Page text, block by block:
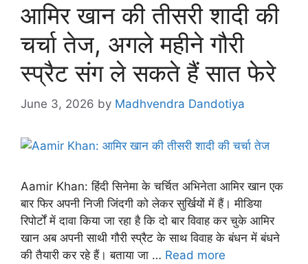
आमिर खान की तीसरी शादी की
चर्चा तेज, अगले महीने गौरी
स्प्रैट संग ले सकते हैं सात फेरे
June 3, 2026 by Madhvendra Dandotiya
Aamir Khan: हिंदी सिनेमा के चर्चित अभिनेता आमिर खान एक
बार फिर अपनी निजी जिंदगी को लेकर सुर्खियों में हैं। मीडिया
रिपोर्टों में दावा किया जा रहा है कि दो बार विवाह कर चुके आमिर
खान अब अपनी साथी गौरी स्प्रैट के साथ विवाह के बंधन में बंधने
की तैयारी कर रहे हैं। बताया जा … Read more